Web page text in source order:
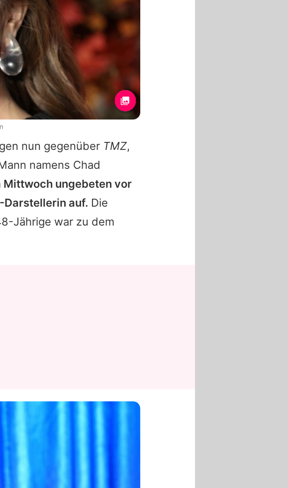
nun gegenüber TMZ,
namens Chad
Mittwoch ungebeten vor
Darstellerin auf. Die
Jährige war zu dem